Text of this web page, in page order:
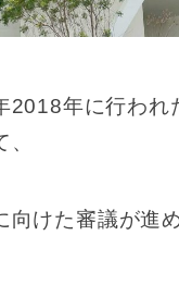
2018年に行われ
向けた審議が進